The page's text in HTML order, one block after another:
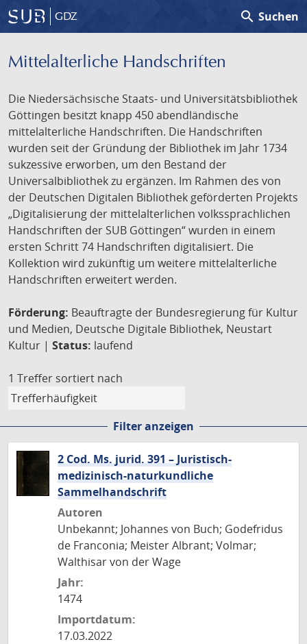
GDZ search Suchen
Mittelalterliche Handschriften
Die Niedersächsische Staats- und Universitätsbibliothek
Göttingen besitzt knapp 450 abendländische
mittelalterliche Handschriften. Die Handschriften
wurden seit der Gründung der Bibliothek im Jahr 1734
sukzessive erworben, um den Bestand der
Universalbibliothek zu ergänzen. Im Rahmen des von
der Deutschen Digitalen Bibliothek geförderten Projekts
„Digitalisierung der mittelalterlichen volkssprachlichen
Handschriften der SUB Göttingen“ wurden in einem
ersten Schritt 74 Handschriften digitalisiert. Die
Kollektion wird zukünftig um weitere mittelalterliche
Handschriften erweitert werden.
Förderung: Beauftragte der Bundesregierung für Kultur
und Medien, Deutsche Digitale Bibliothek, Neustart
Kultur | Status: laufend
1 Treffer sortiert nach
Filter anzeigen
2 Cod. Ms. jurid. 391 – Juristisch-
medizinisch-naturkundliche
Sammelhandschrift
Autoren
Unbekannt; Johannes von Buch; Godefridus
de Franconia; Meister Albrant; Volmar;
Walthisar von der Wage
Jahr:
1474
Importdatum:
17.03.2022